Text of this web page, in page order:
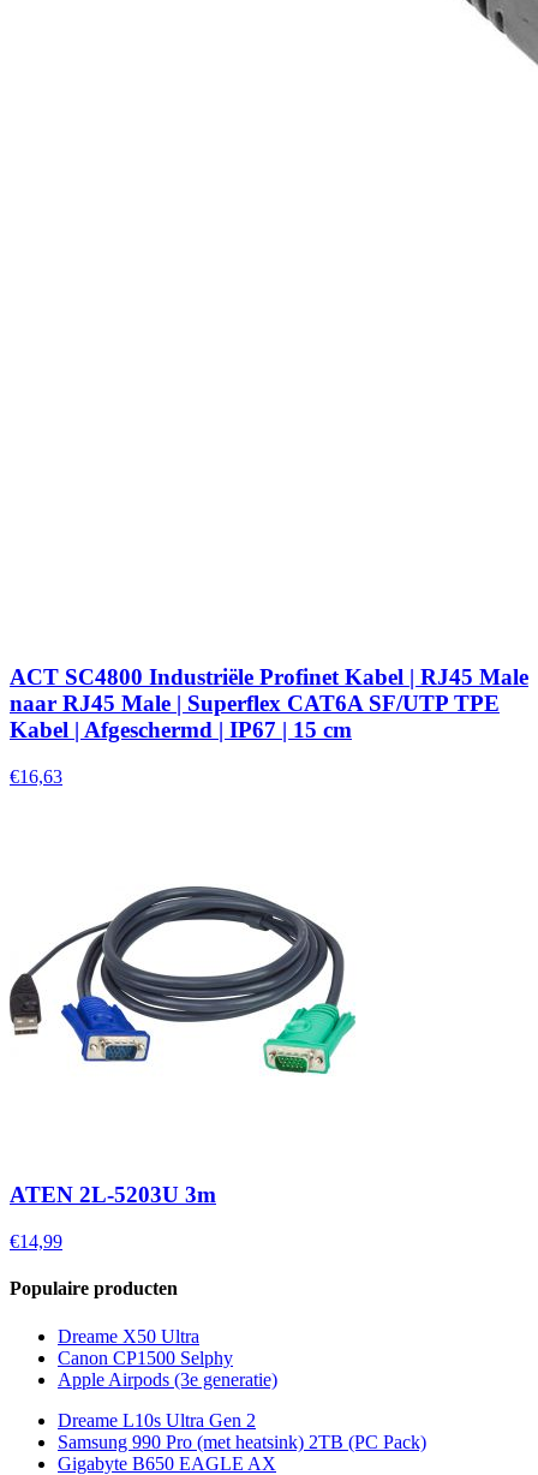
ACT SC4800 Industriële Profinet Kabel | RJ45 Male
naar RJ45 Male | Superflex CAT6A SF/UTP TPE
Kabel | Afgeschermd | IP67 | 15 cm
€16,63
ATEN 2L-5203U 3m
€14,99
Populaire producten
Dreame X50 Ultra
Canon CP1500 Selphy
Apple Airpods (3e generatie)
Dreame L10s Ultra Gen 2
Samsung 990 Pro (met heatsink) 2TB (PC Pack)
Gigabyte B650 EAGLE AX